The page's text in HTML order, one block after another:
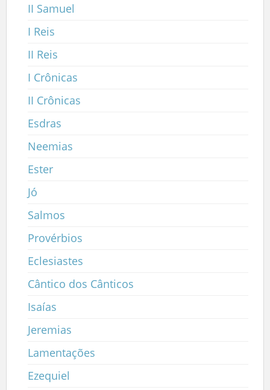
II Samuel
I Reis
II Reis
I Crônicas
II Crônicas
Esdras
Neemias
Ester
Jó
Salmos
Provérbios
Eclesiastes
Cântico dos Cânticos
Isaías
Jeremias
Lamentações
Ezequiel